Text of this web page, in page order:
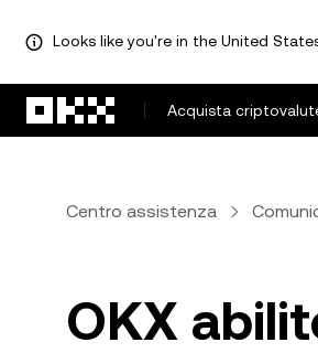
Looks like you're in the United
Acquista
Centro assistenza
OKX